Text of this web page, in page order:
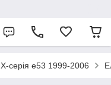
X-серія e53 1999-2006